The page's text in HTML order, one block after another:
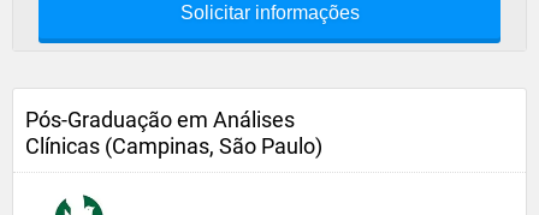
Solicitar informações
Pós-Graduação em Análises
Clínicas (Campinas, São Paulo)